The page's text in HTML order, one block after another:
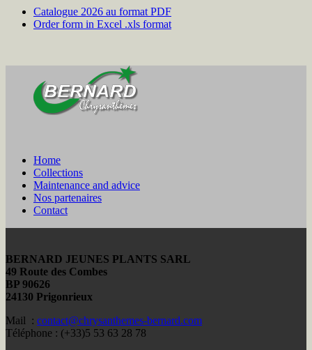
Catalogue 2026 au format PDF
Order form in Excel .xls format
Home
Collections
Maintenance and advice
Nos partenaires
Contact
BERNARD JEUNES PLANTS SARL
49 Route des Combes
BP 90626
24130 Prigonrieux
Mail : contact@chrysanthemes-bernard.com
Téléphone : (+33)5 53 63 28 78